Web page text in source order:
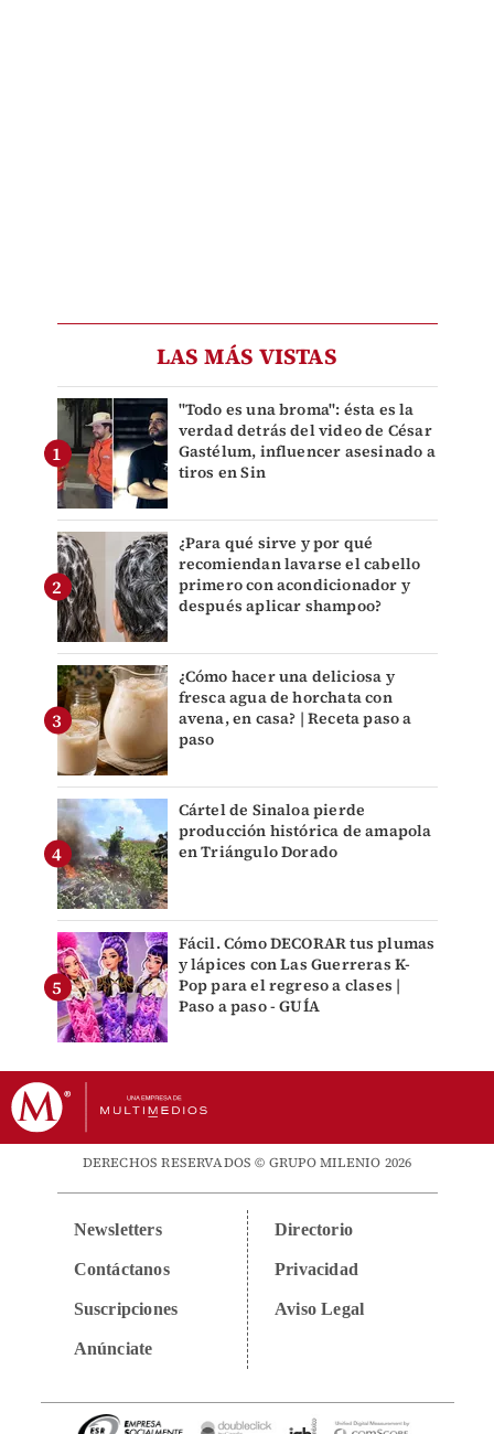
LAS MÁS VISTAS
"Todo es una broma": ésta es la
verdad detrás del video de César
Gastélum, influencer asesinado a
tiros en Sin
¿Para qué sirve y por qué
recomiendan lavarse el cabello
primero con acondicionador y
después aplicar shampoo?
¿Cómo hacer una deliciosa y
fresca agua de horchata con
avena, en casa? | Receta paso a
paso
Cártel de Sinaloa pierde
producción histórica de amapola
en Triángulo Dorado
Fácil. Cómo DECORAR tus plumas
y lápices con Las Guerreras K-
Pop para el regreso a clases |
Paso a paso - GUÍA
DERECHOS RESERVADOS © GRUPO MILENIO 2026
Newsletters
Contáctanos
Suscripciones
Anúnciate
Directorio
Privacidad
Aviso Legal